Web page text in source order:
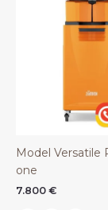
Model Versatile
one
7.800 €